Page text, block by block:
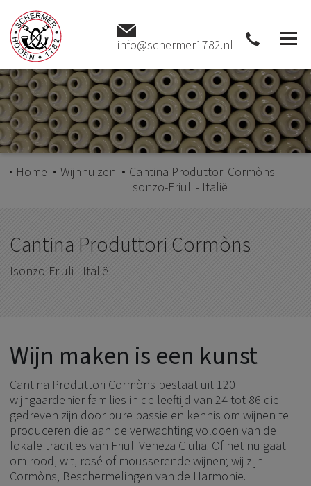
info@schermer1782.nl
Home Wijnhuizen
Cantina Produttori Cormòns -
Isonzo-Friuli - Italië
Cantina Produttori Cormòns
Isonzo-Friuli - Italië
Wijn maken is een kunst
Cantina Produttori Cormòns bestaat uit 120
wijngaardenier families in de leeftijd van 24 tot 86 die
gedreven zijn door pure passie en kennis om wijnen te
produceren die aan de verwachting voldoen van de
lokale tradities van Friuli Veneza Giulia. Of het nu gaat
om rood, wit, rosé of mousserende wijnen; wij zijn
Cormòns, Beschermelingen van de Harmonie.